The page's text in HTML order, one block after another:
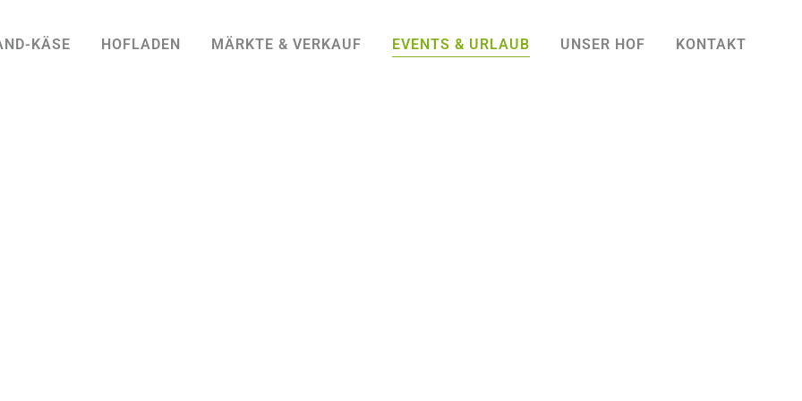
KÄSE HOFLADEN MÄRKTE & VERKAUF EVENTS & URLAUB UNSER HOF KONTAKT